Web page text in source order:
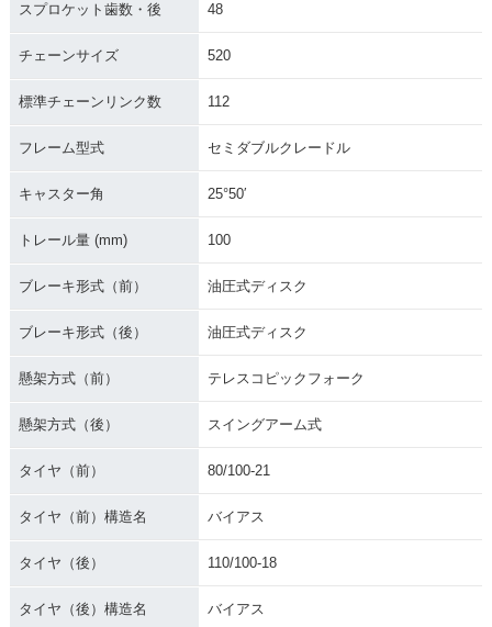
スプロケット歯数・後 48
チェーンサイズ 520
標準チェーンリンク数 112
フレーム型式 セミダブルクレードル
キャスター角 25°50′
トレール量 (mm) 100
ブレーキ形式（前） 油圧式ディスク
ブレーキ形式（後） 油圧式ディスク
懸架方式（前） テレスコピックフォーク
懸架方式（後） スイングアーム式
タイヤ（前） 80/100-21
タイヤ（前）構造名 バイアス
タイヤ（後） 110/100-18
タイヤ（後）構造名 バイアス